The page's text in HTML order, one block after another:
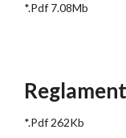
*.Pdf 7.08Mb
*.Pdf 262Kb